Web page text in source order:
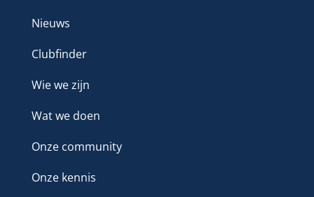
Nieuws
Clubfinder
Wie we zijn
Wat we doen
Onze community
Onze kennis